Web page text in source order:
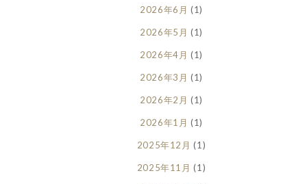
2026年6月 (1)
2026年5月 (1)
2026年4月 (1)
2026年3月 (1)
2026年2月 (1)
2026年1月 (1)
2025年12月 (1)
2025年11月 (1)